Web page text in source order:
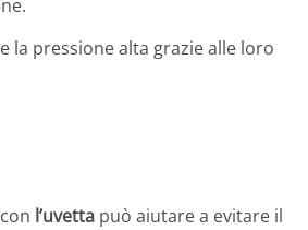
la pressione alta grazie alle loro
l’uvetta può aiutare a evitare il